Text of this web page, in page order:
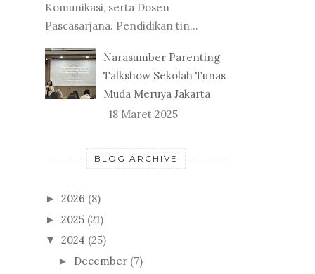
Komunikasi, serta Dosen
Pascasarjana. Pendidikan tin...
Narasumber Parenting
Talkshow Sekolah Tunas
Muda Meruya Jakarta
18 Maret 2025
BLOG ARCHIVE
► 2026 (8)
► 2025 (21)
▼ 2024 (25)
► December (7)